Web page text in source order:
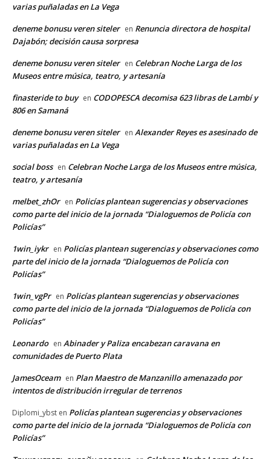
varias puñaladas en La Vega
deneme bonusu veren siteler en Renuncia directora de hospital
Dajabón; decisión causa sorpresa
deneme bonusu veren siteler en Celebran Noche Larga de los
Museos entre música, teatro, y artesanía
finasteride to buy en CODOPESCA decomisa 623 libras de Lambí y
806 en Samaná
deneme bonusu veren siteler en Alexander Reyes es asesinado de
varias puñaladas en La Vega
social boss en Celebran Noche Larga de los Museos entre música,
teatro, y artesanía
melbet_zhOr en Policías plantean sugerencias y observaciones
como parte del inicio de la jornada “Dialoguemos de Policía con
Policías”
1win_iykr en Policías plantean sugerencias y observaciones como
parte del inicio de la jornada “Dialoguemos de Policía con
Policías”
1win_vgPr en Policías plantean sugerencias y observaciones
como parte del inicio de la jornada “Dialoguemos de Policía con
Policías”
Leonardo en Abinader y Paliza encabezan caravana en
comunidades de Puerto Plata
JamesOceam en Plan Maestro de Manzanillo amenazado por
intentos de distribución irregular de terrenos
Diplomi_ybst en Policías plantean sugerencias y observaciones
como parte del inicio de la jornada “Dialoguemos de Policía con
Policías”